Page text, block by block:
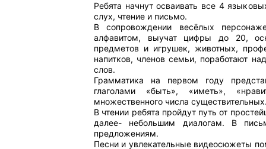
Ребята начнут осваивать все 4
слух, чтение и письмо.
В сопровождении весёлых
алфавитом, выучат цифры до 20,
предметов и игрушек, животных,
напитков, членов семьи, поработают
слов.
Грамматика на первом году
глаголами «быть», «иметь»,
множественного числа
В чтении ребята пройдут путь от
далее- небольшим диалогам. В
предложениям.
Песни и увлекательные видеосюжеты